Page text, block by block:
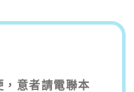
意者請電聯本